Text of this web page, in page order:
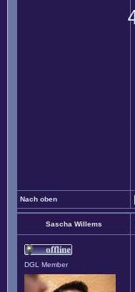
Nach oben
Sascha Willems
DGL Member